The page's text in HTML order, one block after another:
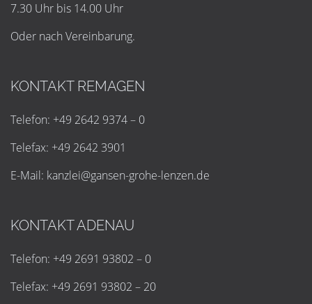
7.30 Uhr bis 14.00 Uhr
Oder nach Vereinbarung.
KONTAKT REMAGEN
Telefon: +49 2642 9374 – 0
Telefax: +49 2642 3901
E-Mail: kanzlei@gansen-grohe-lenzen.de
KONTAKT ADENAU
Telefon: +49 2691 93802 – 0
Telefax: +49 2691 93802 – 20